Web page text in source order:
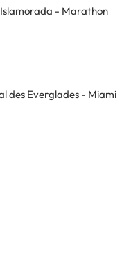
- Marathon
des Everglades - Miami